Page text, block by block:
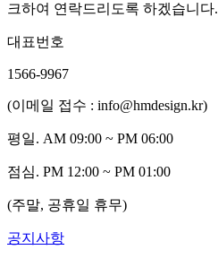
크하여 연락드리도록 하겠습니다.
대표번호
1566-9967
(이메일 접수 : info@hmdesign.kr)
평일. AM 09:00 ~ PM 06:00
점심. PM 12:00 ~ PM 01:00
(주말, 공휴일 휴무)
공지사항